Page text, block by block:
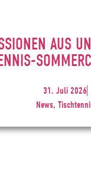
AUS
31. Juli 2026
News,